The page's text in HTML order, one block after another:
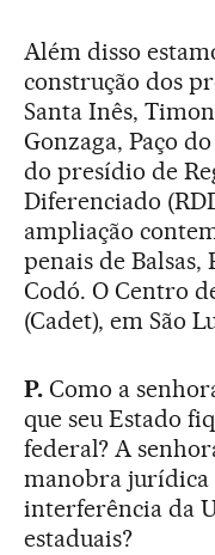
Além disso
construção dos
Santa Inês,
Gonzaga, Paço
do presídio de
Diferenciado
ampliação
penais de
Codó. O Centro
(Cadet), em São
P. Como a
que seu Estado
federal? A
manobra jurídica
interferência da
estaduais?